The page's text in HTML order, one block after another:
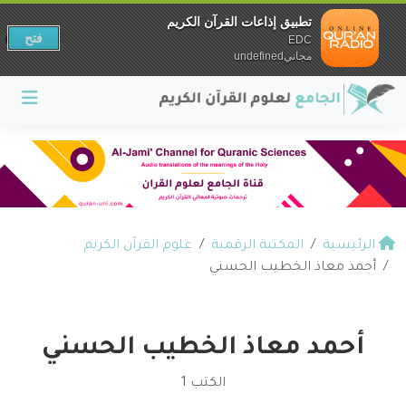
الرئيسية المكتبة الرقمية
علوم القرآن الكريم
أحمد معاذ الخطيب الحسني
أحمد معاذ الخطيب الحسني
الكتب 1
تطبيق إذاعات القرآن الكريم
EDC
مجانيundefined
فتح